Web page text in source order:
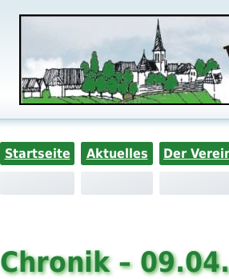
Startseite Aktuelles Der
Chronik –